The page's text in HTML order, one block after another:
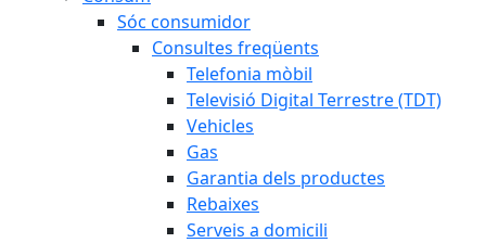
Sóc consumidor
Consultes freqüents
Telefonia mòbil
Televisió Digital Terrestre (TDT)
Vehicles
Gas
Garantia dels productes
Rebaixes
Serveis a domicili